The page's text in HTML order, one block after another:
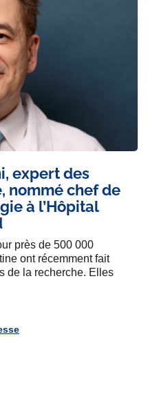
expert des
nommé chef de
à l’Hôpital
près de 500 000
ont récemment fait
de la recherche. Elles